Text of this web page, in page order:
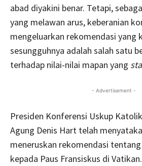
abad diyakini benar. Tetapi,
yang melawan arus, keberanian
mengeluarkan rekomendasi yang
sesungguhnya adalah salah satu
terhadap nilai-nilai mapan yang
- Advertisement -
Presiden Konferensi Uskup
Agung Denis Hart telah
meneruskan rekomendasi
kepada Paus Fransiskus di